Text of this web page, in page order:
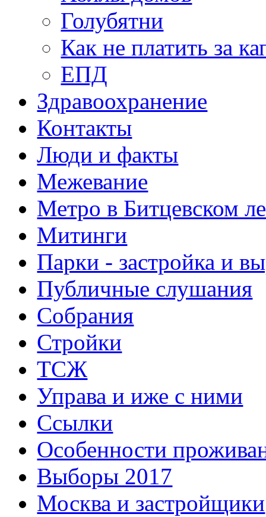
Голубятни
Как не платить за
ЕПД
Здравоохранение
Контакты
Люди и факты
Межевание
Метро в Битцевском
Митинги
Парки - застройка и
Публичные слушания
Собрания
Стройки
ТСЖ
Управа и иже с ними
Ссылки
Особенности
Выборы 2017
Москва и застройщики